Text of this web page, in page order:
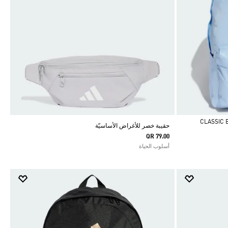
حقيبة خصر للأغراض الأساسيّة
QR 79.00
أسلوب الحياة